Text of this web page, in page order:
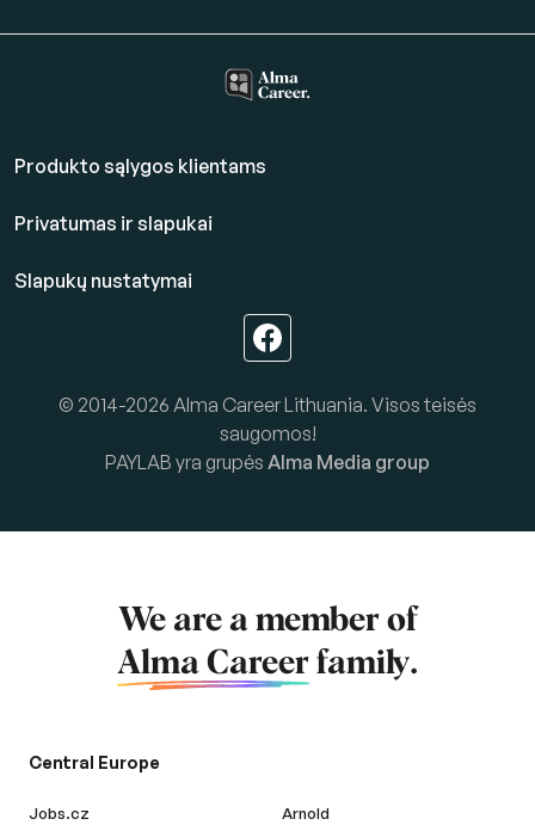
Produkto sąlygos klientams
Privatumas ir slapukai
Slapukų nustatymai
© 2014-2026 Alma Career Lithuania. Visos teisės
saugomos!
PAYLAB yra grupės Alma Media group
We are a member of
Alma Career family.
Central Europe
Jobs.cz
Arnold